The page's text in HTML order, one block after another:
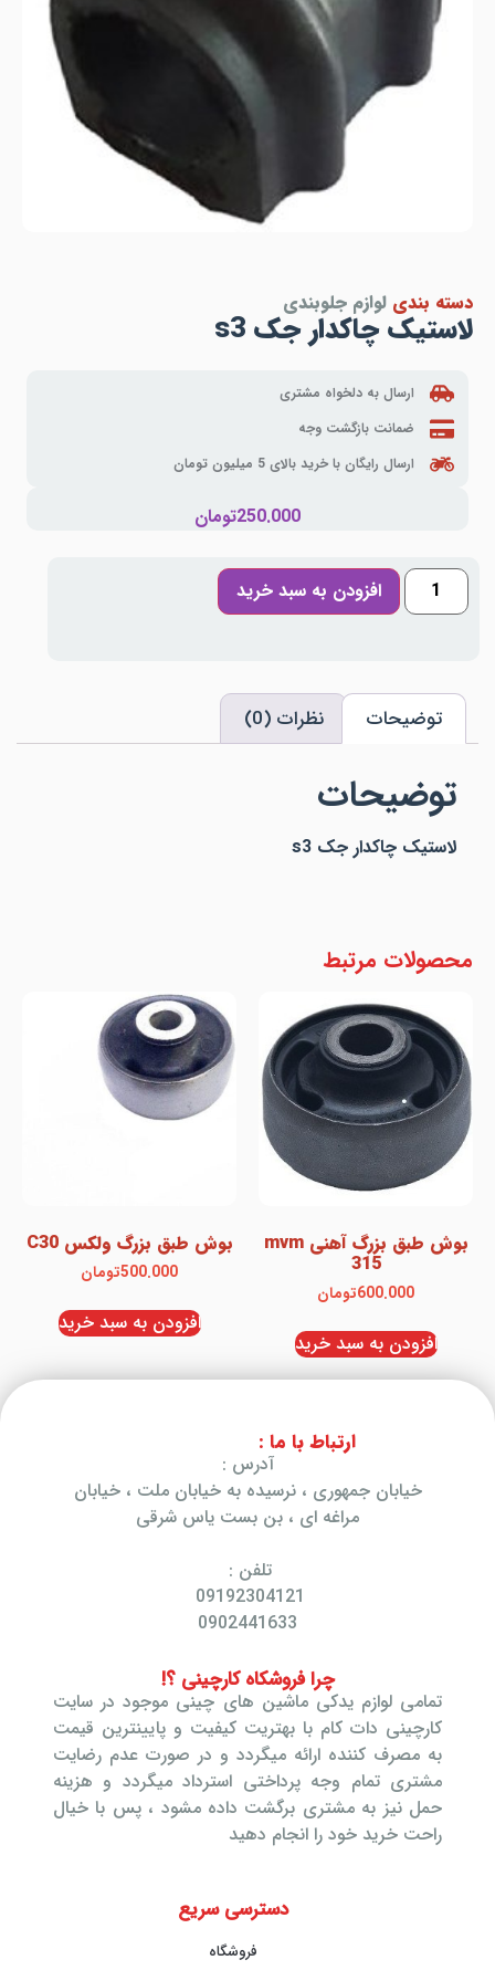
دسته بندی لوازم جلوبندی
لاستیک چاکدار جک s3
ارسال به دلخواه مشتری
ضمانت بازگشت وجه
ارسال رایگان با خرید بالای 5 میلیون تومان
250.000تومان
افزودن به سبد خرید
توضیحات نظرات (0)
توضیحات
لاستیک چاکدار جک s3
محصولات مرتبط
بوش طبق بزرگ آهنی mvm
315
600.000تومان
افزودن به سبد خرید
بوش طبق بزرگ ولکس C30
500.000تومان
افزودن به سبد خرید
ارتباط با ما :
آدرس :
خیابان جمهوری ، نرسیده به خیابان ملت ، خیابان
مراغه ای ، بن بست یاس شرقی
تلفن :
09192304121
0902441633
چرا فروشکاه کارچینی ؟!
تمامی لوازم یدکی ماشین های چینی موجود در سایت
کارچینی دات کام با بهتریت کیفیت و پایینترین قیمت
به مصرف کننده ارائه میگردد و در صورت عدم رضایت
مشتری تمام وجه پرداختی استرداد میگردد و هزینه
حمل نیز به مشتری برگشت داده مشود ، پس با خیال
راحت خرید خود را انجام دهید
دسترسی سریع
فروشگاه